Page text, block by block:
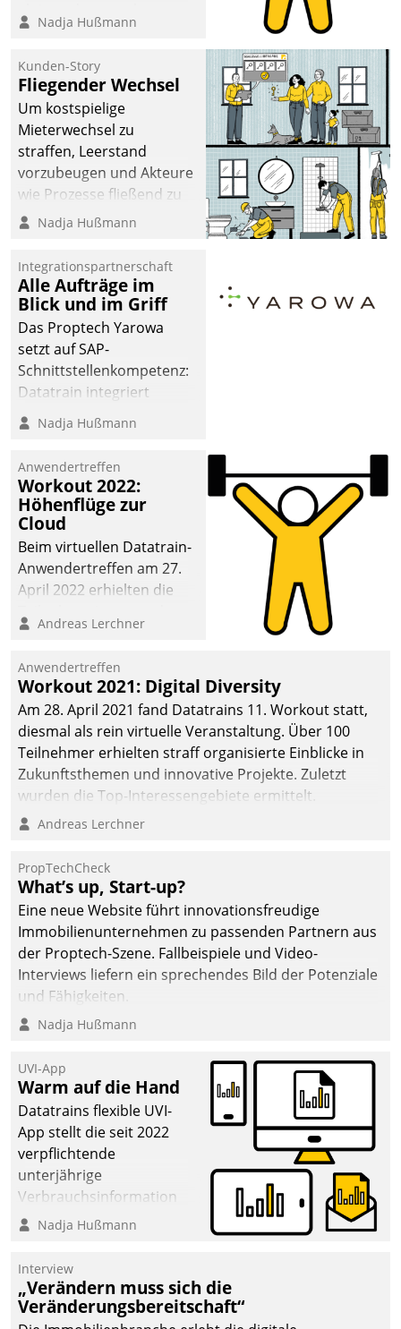
methodisch
Quartier. Dazwischen
zeigte Datatrain, was es
Neues zu bieten hat.
Nadja Hußmann
Kunden-Story
Fliegender Wechsel
Um kostspielige
Mieterwechsel zu
straffen, Leerstand
vorzubeugen und Akteure
wie Prozesse fließend zu
vernetzen, nutzt die
Jahresbeginn eine
Überblick, Einsicht und
Eingriff bietende Lösung.
Zur Entwicklung setzte
man auf
Cloudtechnologie,
bewährte und Startup-
agile Projektmethoden.
Nadja Hußmann
Integrationspartnerschaft
Alle Aufträge im
Blick und im Griff
Das Proptech Yarowa
setzt auf SAP-
Schnittstellenkompetenz:
Datatrain integriert
Yarowas Portal zur
Vergabe und Verwaltung
operativen
Instandhaltung in die
SAP-Systemlandschaft
deutscher
Wohnungsunternehmen
– und beschleunigt damit
Mieteranliegen zum
Nadja Hußmann
Anwendertreffen
Workout 2022:
Höhenflüge zur
Cloud
Beim virtuellen Datatrain-
Anwendertreffen am 27.
April 2022 erhielten die
Teilnehmer kurzweilige
Cloud-Strategien und -
Lösungen mit hohem
Zukunftspotenzial.
Andreas Lerchner
Anwendertreffen
Workout 2021: Digital Diversity
Am 28. April 2021 fand Datatrains 11. Workout statt,
diesmal als rein virtuelle Veranstaltung. Über 100
Teilnehmer erhielten straff organisierte Einblicke in
Zukunftsthemen und innovative Projekte. Zuletzt
wurden die Top-Interessengebiete ermittelt.
Andreas Lerchner
PropTechCheck
What’s up, Start-up?
Eine neue Website führt innovationsfreudige
Immobilienunternehmen zu passenden Partnern aus
der Proptech-Szene. Fallbeispiele und Video-
Interviews liefern ein sprechendes Bild der Potenziale
und Fähigkeiten.
Nadja Hußmann
UVI-App
Warm auf die Hand
Datatrains flexible UVI-
App stellt die seit 2022
verpflichtende
unterjährige
Verbrauchsinformation
schnell, zuverlässig und
Die monatlichen
Mitteilungen zum
Heizungs- und
Nadja Hußmann
Interview
„Verändern muss sich die
Veränderungsbereitschaft“